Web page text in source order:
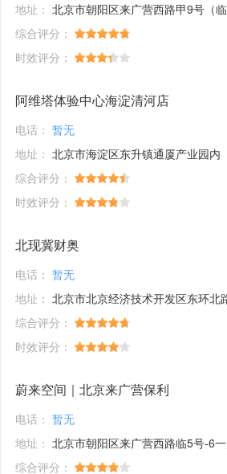
地址： 北京市朝阳区来广营西路甲9号（临
综合评分：
时效评分：
阿维塔体验中心海淀清河店
电话： 暂无
地址： 北京市海淀区东升镇通厦产业园内
综合评分：
时效评分：
北现冀财奥
电话： 暂无
地址： 北京市北京经济技术开发区东环北
综合评分：
时效评分：
蔚来空间｜北京来广营保利
电话： 暂无
地址： 北京市朝阳区来广营西路临5号-6
综合评分：